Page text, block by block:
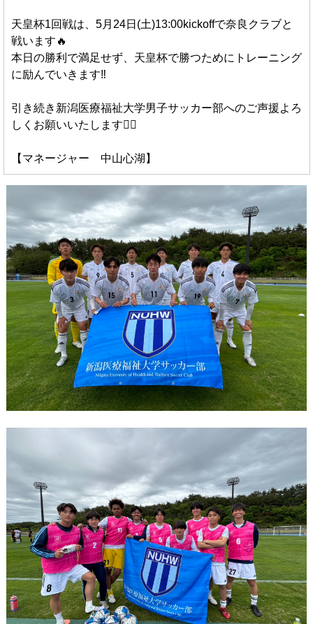
天皇杯1回戦は、5月24日(土)13:00kickoffで奈良クラブと
戦います🔥
本日の勝利で満足せず、天皇杯で勝つためにトレーニング
に励んでいきます‼️
引き続き新潟医療福祉大学男子サッカー部へのご声援よろ
しくお願いいたします🙇‍♀️
【マネージャー 中山心湖】